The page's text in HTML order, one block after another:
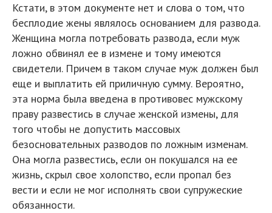
Кстати, в этом документе нет и слова о том, что
бесплодие жены являлось основанием для развода.
Женщина могла потребовать развода, если муж
ложно обвинял ее в измене и тому имеются
свидетели. Причем в таком случае муж должен был
еще и выплатить ей приличную сумму. Вероятно,
эта норма была введена в противовес мужскому
праву развестись в случае женской измены, для
того чтобы не допустить массовых
безосновательных разводов по ложным изменам.
Она могла развестись, если он покушался на ее
жизнь, скрыл свое холопство, если пропал без
вести и если не мог исполнять свои супружеские
обязанности.